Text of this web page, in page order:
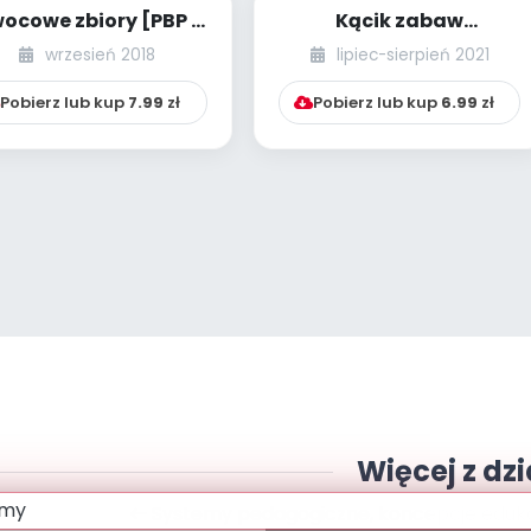
zbiory [PBP -
starsze - numer
wrzesień 2018
Pobierz lub kup 7.99 zł
Kącik zabaw
integracyjnych [8]
lipiec-sierpień 2021
Pobierz lub kup 6.99 zł
Więcej z
Systemy pedagogiczne, koncepcje